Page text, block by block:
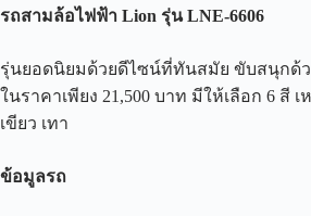
รถสามล้อไฟฟ้า Lion รุ่น LNE-6606
รุ่นยอดนิยมด้วยดีไซน์ที่ทันสมัย ขับสนุกด้ว
ในราคาเพียง 21,500 บาท มีให้เลือก 6 สี
เขียว เทา
ข้อมูลรถ